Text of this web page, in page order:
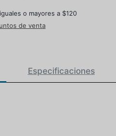
o mayores a $120
de venta
Especificaciones